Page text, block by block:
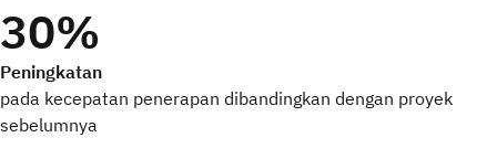
30%
Peningkatan
pada kecepatan penerapan dibandingkan dengan proyek
sebelumnya